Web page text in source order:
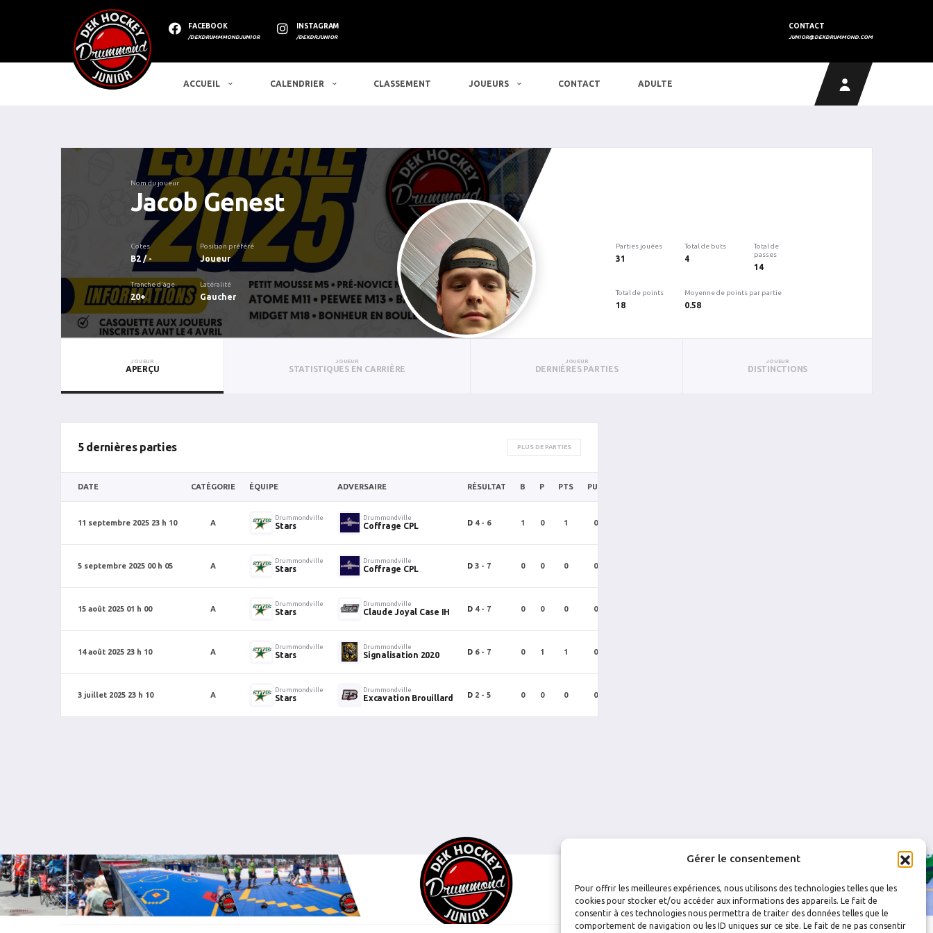
Gérer le consentement
Pour offrir les meilleures expériences, nous utilisons des technologies telles que les
cookies pour stocker et/ou accéder aux informations des appareils. Le fait de
consentir à ces technologies nous permettra de traiter des données telles que le
comportement de navigation ou les ID uniques sur ce site. Le fait de ne pas consentir
FACEBOOK
/DEKDRUMMMONDJUNIOR
INSTAGRAM
/DEKDRJUNIOR
CONTACT
JUNIOR@DEKDRUMMOND.COM
ACCUEIL CALENDRIER CLASSEMENT JOUEURS CONTACT ADULTE
Nom du joueur
Jacob Genest
Cotes
B2 / -
Position préféré
Joueur
Tranche d'âge
20+
Latéralité
Gaucher
Parties jouées
31
Total de buts
4
Total de
passes
14
Total de points
18
Moyenne de points par partie
0.58
JOUEUR
APERÇU
JOUEUR
STATISTIQUES EN CARRIÈRE
JOUEUR
DERNIÈRES PARTIES
JOUEUR
DISTINCTIONS
5 dernières parties PLUS DE PARTIES
DATE CATÉGORIE ÉQUIPE ADVERSAIRE RÉSULTAT B P PTS PUN
11 septembre 2025 23 h 10 A
Drummondville
Stars
Drummondville
Coffrage CPL D 4 - 6 1 0 1 0
5 septembre 2025 00 h 05 A
Drummondville
Stars
Drummondville
Coffrage CPL D 3 - 7 0 0 0 0
15 août 2025 01 h 00 A
Drummondville
Stars
Drummondville
Claude Joyal Case IH D 4 - 7 0 0 0 0
14 août 2025 23 h 10 A
Drummondville
Stars
Drummondville
Signalisation 2020 D 6 - 7 0 1 1 0
3 juillet 2025 23 h 10 A
Drummondville
Stars
Drummondville
Excavation Brouillard D 2 - 5 0 0 0 0